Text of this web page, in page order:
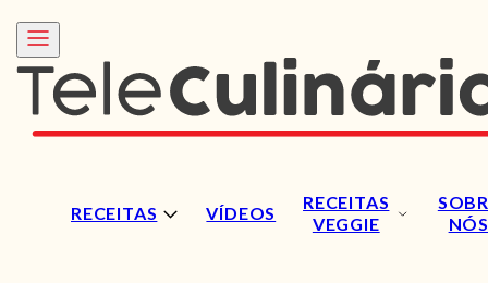
RECEITAS VÍDEOS
RECEITAS
VEGGIE
NÓS